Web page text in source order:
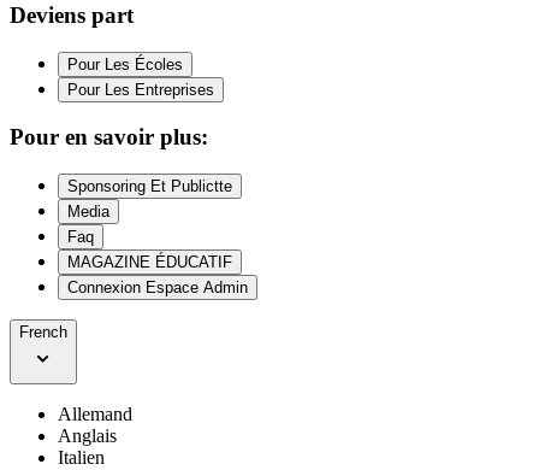
Deviens part
Pour Les Écoles
Pour Les Entreprises
Pour en savoir plus:
Sponsoring Et Publictte
Media
Faq
MAGAZINE ÉDUCATIF
Connexion Espace Admin
French
Allemand
Anglais
Italien